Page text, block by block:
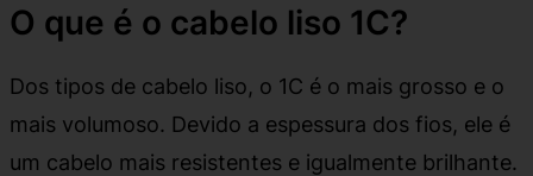
O que é o cabelo liso 1C?
Dos tipos de cabelo liso, o 1C é o mais grosso e o
mais volumoso. Devido a espessura dos fios, ele é
um cabelo mais resistentes e igualmente brilhante.